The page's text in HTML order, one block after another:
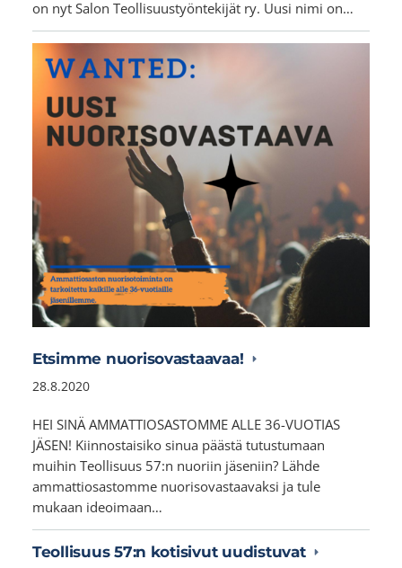
on nyt Salon Teollisuustyöntekijät ry. Uusi nimi on…
Etsimme nuorisovastaavaa!
28.8.2020
HEI SINÄ AMMATTIOSASTOMME ALLE 36-VUOTIAS
JÄSEN! Kiinnostaisiko sinua päästä tutustumaan
muihin Teollisuus 57:n nuoriin jäseniin? Lähde
ammattiosastomme nuorisovastaavaksi ja tule
mukaan ideoimaan…
Teollisuus 57:n kotisivut uudistuvat